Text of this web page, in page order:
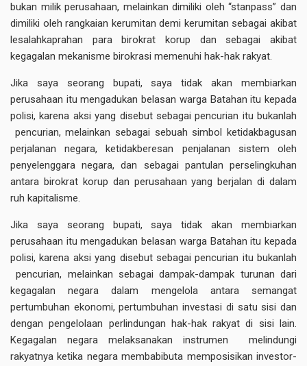
bukan milik perusahaan, melainkan dimiliki oleh “stanpass” dan
dimiliki oleh rangkaian kerumitan demi kerumitan sebagai akibat
lesalahkaprahan para birokrat korup dan sebagai akibat
kegagalan mekanisme birokrasi memenuhi hak-hak rakyat.
Jika saya seorang bupati, saya tidak akan membiarkan
perusahaan itu mengadukan belasan warga Batahan itu kepada
polisi, karena aksi yang disebut sebagai pencurian itu bukanlah
pencurian, melainkan sebagai sebuah simbol ketidakbagusan
perjalanan negara, ketidakberesan penjalanan sistem oleh
penyelenggara negara, dan sebagai pantulan perselingkuhan
antara birokrat korup dan perusahaan yang berjalan di dalam
ruh kapitalisme.
Jika saya seorang bupati, saya tidak akan membiarkan
perusahaan itu mengadukan belasan warga Batahan itu kepada
polisi, karena aksi yang disebut sebagai pencurian itu bukanlah
pencurian, melainkan sebagai dampak-dampak turunan dari
kegagalan negara dalam mengelola antara semangat
pertumbuhan ekonomi, pertumbuhan investasi di satu sisi dan
dengan pengelolaan perlindungan hak-hak rakyat di sisi lain.
Kegagalan negara melaksanakan instrumen melindungi
rakyatnya ketika negara membabibuta memposisikan investor-